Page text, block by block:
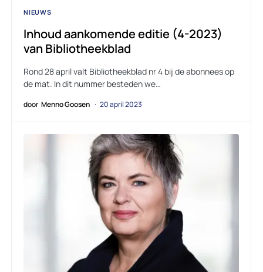
NIEUWS
Inhoud aankomende editie (4-2023)
van Bibliotheekblad
Rond 28 april valt Bibliotheekblad nr 4 bij de abonnees op
de mat. In dit nummer besteden we…
door Menno Goosen 20 april 2023